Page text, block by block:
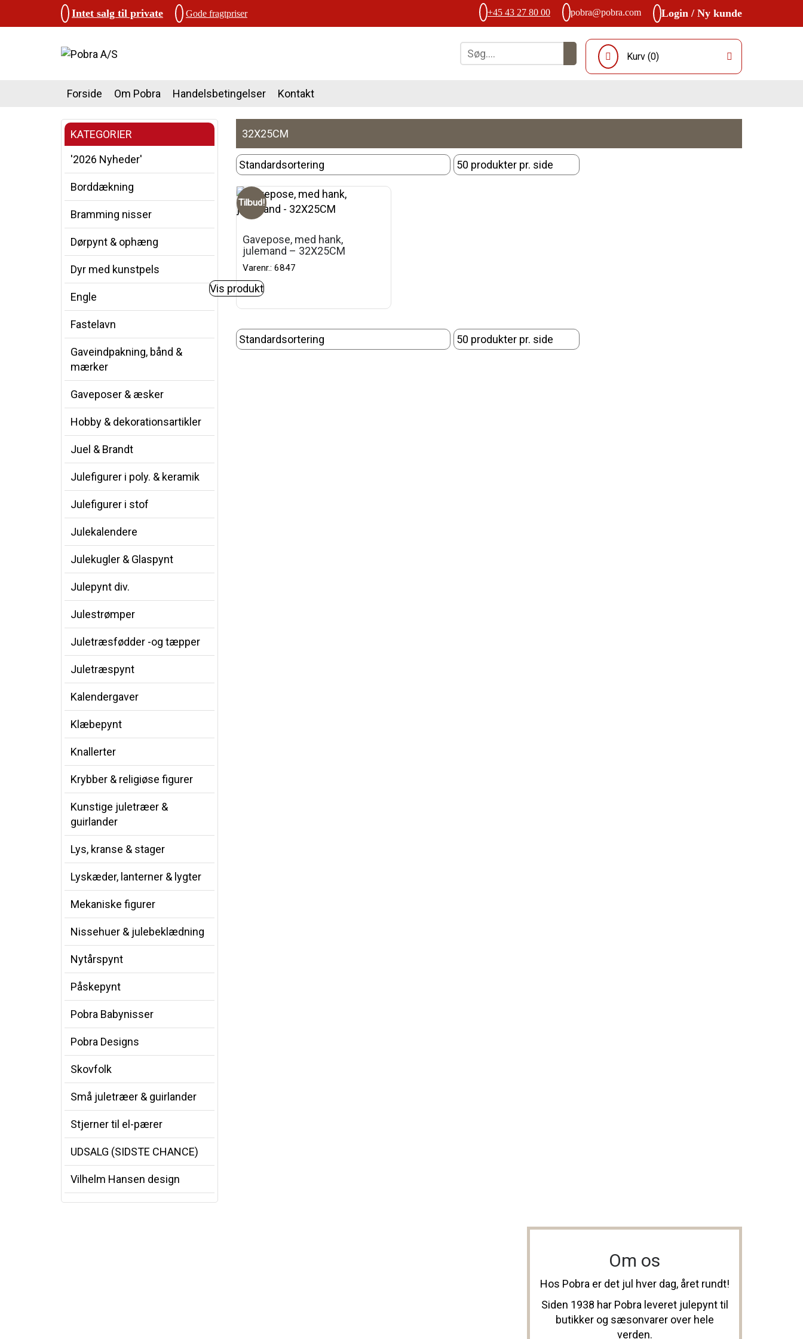
Intet salg til private Gode fragtpriser +45 43 27 80 00 pobra@pobra.com Login / Ny kunde
Kurv (0)
Forside Om Pobra Handelsbetingelser Kontakt
KATEGORIER
'2026 Nyheder'
Borddækning
Bramming nisser
Dørpynt & ophæng
Dyr med kunstpels
Engle
Fastelavn
Gaveindpakning, bånd &
mærker
Gaveposer & æsker
Hobby & dekorationsartikler
Juel & Brandt
Julefigurer i poly. & keramik
Julefigurer i stof
Julekalendere
Julekugler & Glaspynt
Julepynt div.
Julestrømper
Juletræsfødder -og tæpper
Juletræspynt
Kalendergaver
Klæbepynt
Knallerter
Krybber & religiøse figurer
Kunstige juletræer &
guirlander
Lys, kranse & stager
Lyskæder, lanterner & lygter
Mekaniske figurer
Nissehuer & julebeklædning
Nytårspynt
Påskepynt
Pobra Babynisser
Pobra Designs
Skovfolk
Små juletræer & guirlander
Stjerner til el-pærer
UDSALG (SIDSTE CHANCE)
Vilhelm Hansen design
32X25CM
Tilbud!
Gavepose, med hank,
julemand – 32X25CM
Varenr.: 6847
Vis produkt
Om os
Hos Pobra er det jul hver dag, året rundt!
Siden 1938 har Pobra leveret julepynt til
butikker og sæsonvarer over hele
verden.